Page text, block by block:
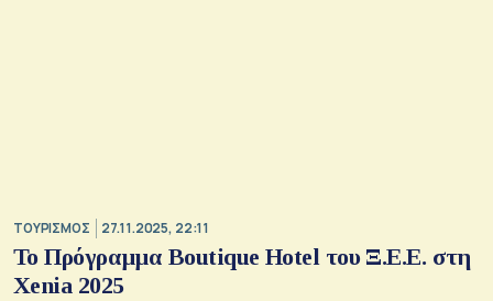
ΤΟΥΡΙΣΜΟΣ 27.11.2025, 22:11
Το Πρόγραμμα Boutique Hotel του Ξ.Ε.Ε. στη
Xenia 2025